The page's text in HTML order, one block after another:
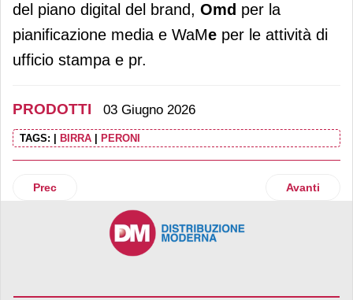
del piano digital del brand, Omd per la
pianificazione media e WaMe per le attività di
ufficio stampa e pr.
PRODOTTI 03 Giugno 2026
TAGS: BIRRA PERONI
Articolo precedente: Polaretti punta sulla frutta e rinnova
Prec Articolo
Avanti